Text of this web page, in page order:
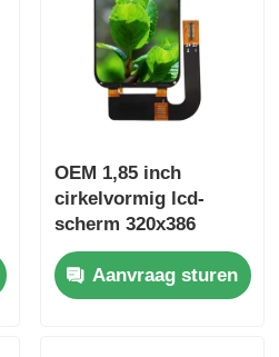
OEM 1,85 inch
cirkelvormig lcd-
scherm 320x386
resolutie 400
helderheid QSPI-
interface
Aanvraag sturen